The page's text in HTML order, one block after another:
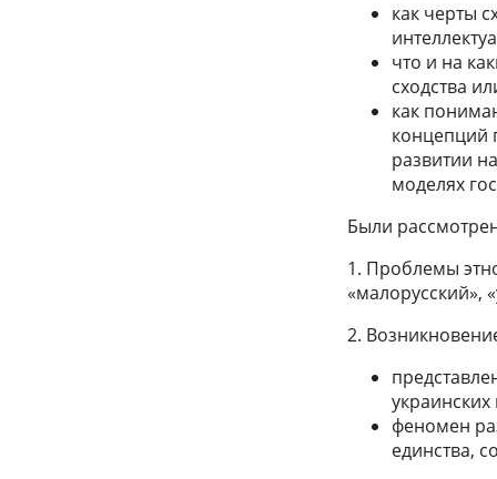
как черты
что и на
сходства
как
концепций
развитии
моделях
Были
1. Проблемы
«малорусский»,
2.
феномен
единства,